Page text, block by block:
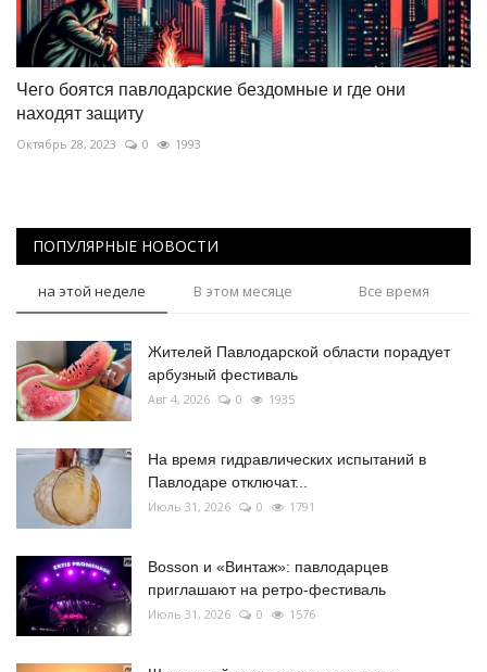
Чего боятся павлодарские бездомные и где они
находят защиту
Октябрь 28, 2023 0 1993
ПОПУЛЯРНЫЕ НОВОСТИ
на этой неделе В этом месяце Все время
Жителей Павлодарской области порадует
арбузный фестиваль
Авг 4, 2026 0 1935
На время гидравлических испытаний в
Павлодаре отключат...
Июль 31, 2026 0 1791
Bosson и «Винтаж»: павлодарцев
приглашают на ретро-фестиваль
Июль 31, 2026 0 1576